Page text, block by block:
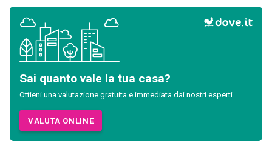
Sai quanto vale la tua casa?
Ottieni una valutazione gratuita e immediata dai nostri esperti
VALUTA ONLINE